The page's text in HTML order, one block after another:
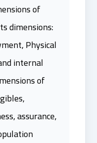
of
dimensions:
Physical
internal
of
assurance,